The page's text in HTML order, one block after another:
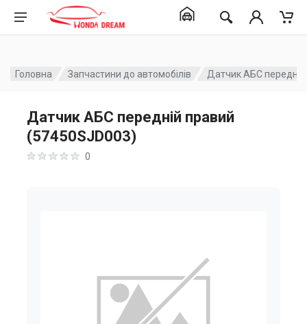
Головна Запчастини до автомобілів Датчик АБС
Датчик АБС передній правий
(57450SJD003)
0